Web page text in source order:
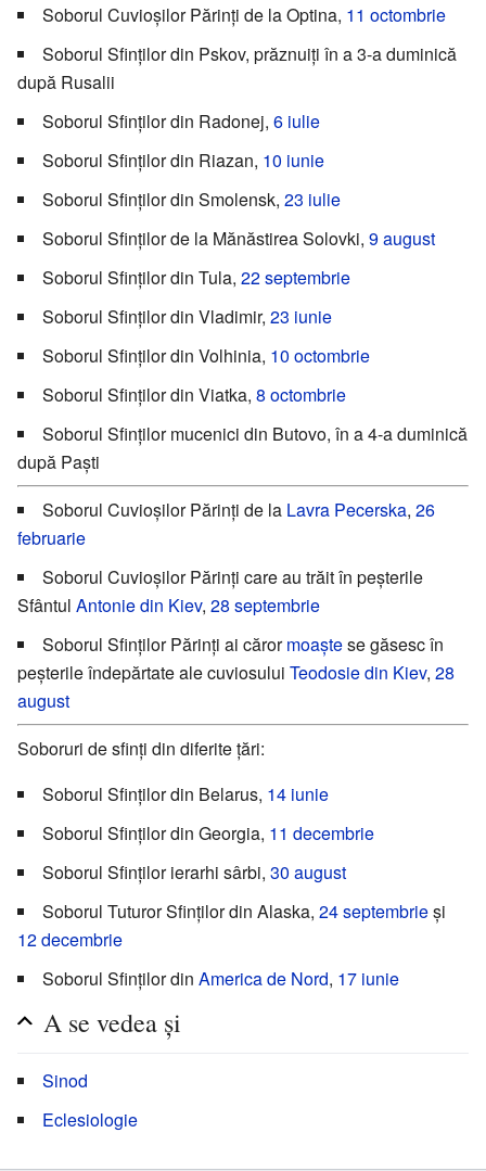
Soborul Cuvioșilor Părinți de la Optina, 11 octombrie
Soborul Sfinților din Pskov, prăznuiți în a 3-a duminică
după Rusalii
Soborul Sfinților din Radonej, 6 iulie
Soborul Sfinților din Riazan, 10 iunie
Soborul Sfinților din Smolensk, 23 iulie
Soborul Sfinților de la Mănăstirea Solovki, 9 august
Soborul Sfinților din Tula, 22 septembrie
Soborul Sfinților din Vladimir, 23 iunie
Soborul Sfinților din Volhinia, 10 octombrie
Soborul Sfinților din Viatka, 8 octombrie
Soborul Sfinților mucenici din Butovo, în a 4-a duminică
după Paști
Soborul Cuvioșilor Părinți de la Lavra Pecerska, 26
februarie
Soborul Cuvioșilor Părinți care au trăit în peșterile
Sfântul Antonie din Kiev, 28 septembrie
Soborul Sfinților Părinți ai cărormoaștese găsesc în
peșterile îndepărtate ale cuviosului Teodosie din Kiev, 28
august
Soboruri de sfinți din diferite țări:
Soborul Sfinților din Belarus, 14 iunie
Soborul Sfinților din Georgia, 11 decembrie
Soborul Sfinților ierarhi sârbi, 30 august
Soborul Tuturor Sfinților din Alaska, 24 septembrieși
12 decembrie
Soborul Sfinților din America de Nord, 17 iunie
A se vedea și
Sinod
Eclesiologie